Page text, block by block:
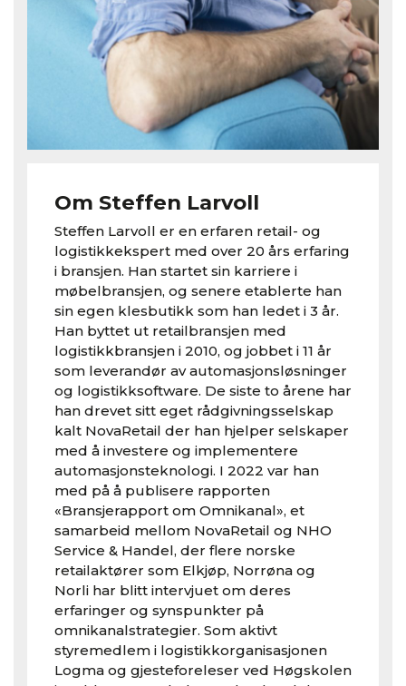
Om Steffen Larvoll
Steffen Larvoll er en erfaren retail- og
logistikkekspert med over 20 års erfaring
i bransjen. Han startet sin karriere i
møbelbransjen, og senere etablerte han
sin egen klesbutikk som han ledet i 3 år.
Han byttet ut retailbransjen med
logistikkbransjen i 2010, og jobbet i 11 år
som leverandør av automasjonsløsninger
og logistikksoftware. De siste to årene har
han drevet sitt eget rådgivningsselskap
kalt NovaRetail der han hjelper selskaper
med å investere og implementere
automasjonsteknologi. I 2022 var han
med på å publisere rapporten
«Bransjerapport om Omnikanal», et
samarbeid mellom NovaRetail og NHO
Service & Handel, der flere norske
retailaktører som Elkjøp, Norrøna og
Norli har blitt intervjuet om deres
erfaringer og synspunkter på
omnikanalstrategier. Som aktivt
styremedlem i logistikkorganisasjonen
Logma og gjesteforeleser ved Høgskolen